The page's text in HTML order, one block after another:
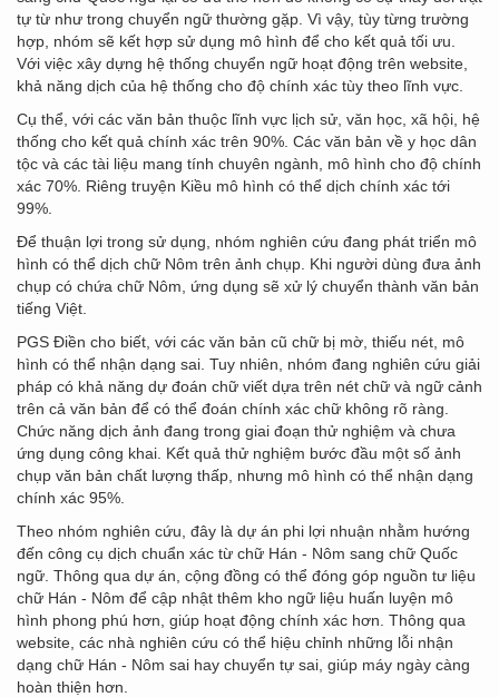
tự từ như trong chuyển ngữ thường gặp. Vì vậy, tùy từng trường
hợp, nhóm sẽ kết hợp sử dụng mô hình để cho kết quả tối ưu.
Với việc xây dựng hệ thống chuyển ngữ hoạt động trên website,
khả năng dịch của hệ thống cho độ chính xác tùy theo lĩnh vực.
Cụ thể, với các văn bản thuộc lĩnh vực lịch sử, văn học, xã hội, hệ
thống cho kết quả chính xác trên 90%. Các văn bản về y học dân
tộc và các tài liệu mang tính chuyên ngành, mô hình cho độ chính
xác 70%. Riêng truyện Kiều mô hình có thể dịch chính xác tới
99%.
Để thuận lợi trong sử dụng, nhóm nghiên cứu đang phát triển mô
hình có thể dịch chữ Nôm trên ảnh chụp. Khi người dùng đưa ảnh
chụp có chứa chữ Nôm, ứng dụng sẽ xử lý chuyển thành văn bản
tiếng Việt.
PGS Điền cho biết, với các văn bản cũ chữ bị mờ, thiếu nét, mô
hình có thể nhận dạng sai. Tuy nhiên, nhóm đang nghiên cứu giải
pháp có khả năng dự đoán chữ viết dựa trên nét chữ và ngữ cảnh
trên cả văn bản để có thể đoán chính xác chữ không rõ ràng.
Chức năng dịch ảnh đang trong giai đoạn thử nghiệm và chưa
ứng dụng công khai. Kết quả thử nghiệm bước đầu một số ảnh
chụp văn bản chất lượng thấp, nhưng mô hình có thể nhận dạng
chính xác 95%.
Theo nhóm nghiên cứu, đây là dự án phi lợi nhuận nhằm hướng
đến công cụ dịch chuẩn xác từ chữ Hán - Nôm sang chữ Quốc
ngữ. Thông qua dự án, cộng đồng có thể đóng góp nguồn tư liệu
chữ Hán - Nôm để cập nhật thêm kho ngữ liệu huấn luyện mô
hình phong phú hơn, giúp hoạt động chính xác hơn. Thông qua
website, các nhà nghiên cứu có thể hiệu chỉnh những lỗi nhận
dạng chữ Hán - Nôm sai hay chuyển tự sai, giúp máy ngày càng
hoàn thiện hơn.